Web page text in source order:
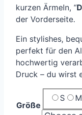
kurzen Ärmeln, “
der Vorderseite.
Ein stylishes,
perfekt für den
hochwertig
Druck – du wirst
Größe
S M